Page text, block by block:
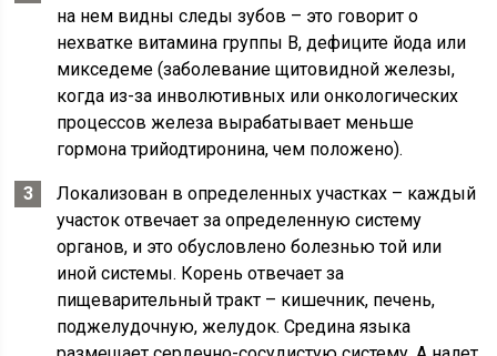
на нем видны следы зубов – это говорит о
нехватке витамина группы В, дефиците йода или
микседеме (заболевание щитовидной железы,
когда из-за инволютивных или онкологических
процессов железа вырабатывает меньше
гормона трийодтиронина, чем положено).
Локализован в определенных участках – каждый
участок отвечает за определенную систему
органов, и это обусловлено болезнью той или
иной системы. Корень отвечает за
пищеварительный тракт – кишечник, печень,
поджелудочную, желудок. Средина языка